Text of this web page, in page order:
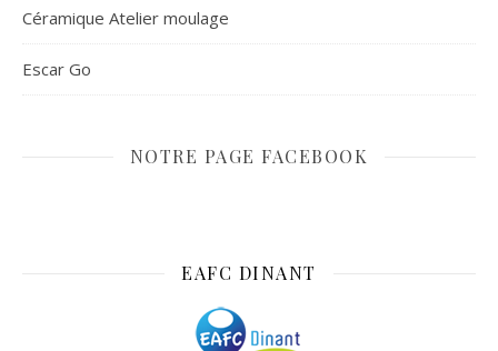
Céramique Atelier moulage
Escar Go
NOTRE PAGE FACEBOOK
EAFC DINANT